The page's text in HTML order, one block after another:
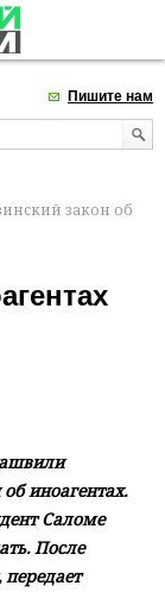
Пишите нам
закон об
иноагентах.
Саломе
После